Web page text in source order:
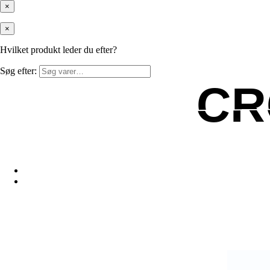
×
×
Hvilket produkt leder du efter?
Søg efter: